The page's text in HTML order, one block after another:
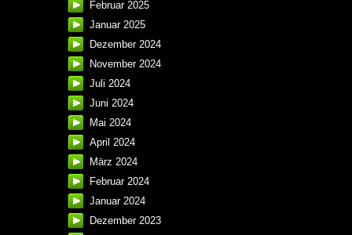
Februar 2025
Januar 2025
Dezember 2024
November 2024
Juli 2024
Juni 2024
Mai 2024
April 2024
März 2024
Februar 2024
Januar 2024
Dezember 2023